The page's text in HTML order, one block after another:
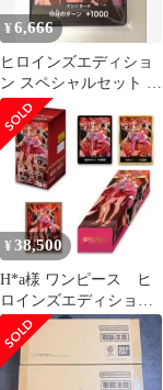
¥6,666
ヒロインズエディショ
ン スペシャルセット ド
ンカードのみ
¥ 38,500
H*a様 ワンピース ヒ
ロインズエディショ
ン スペシャルBOX 未
開封品